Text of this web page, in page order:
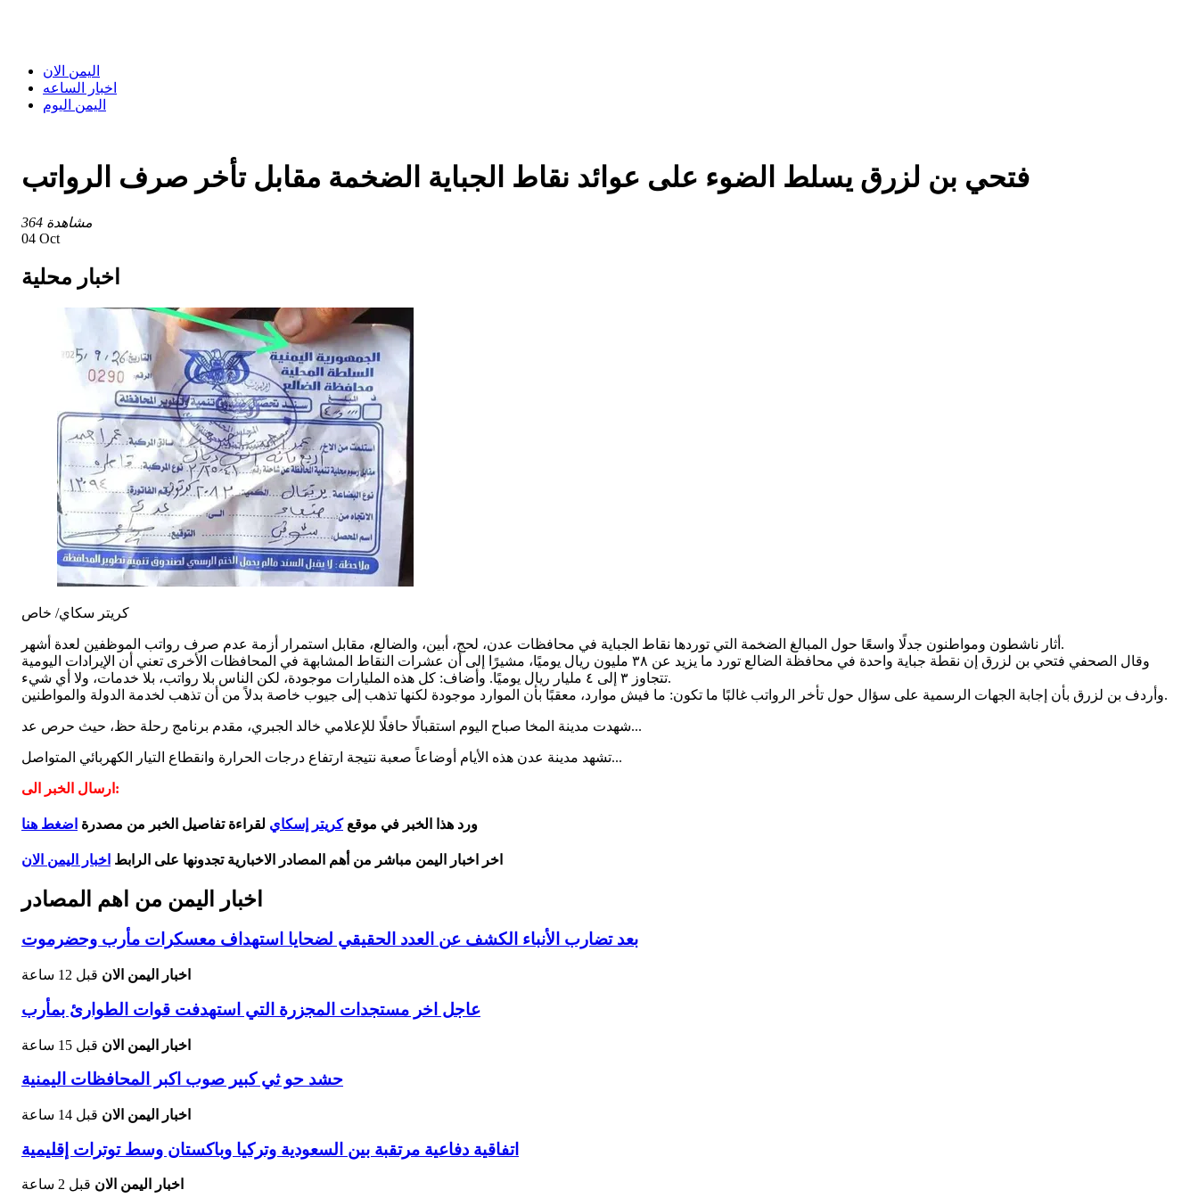
اليمن الان
اخبار الساعه
اليمن اليوم
فتحي بن لزرق يسلط الضوء على عوائد نقاط الجباية الضخمة مقابل تأخر صرف الرواتب
364 مشاهدة
04 Oct
اخبار محلية
كريتر سكاي/ خاص
أثار ناشطون ومواطنون جدلًا واسعًا حول المبالغ الضخمة التي توردها نقاط الجباية في محافظات عدن، لحج، أبين، والضالع، مقابل استمرار أزمة عدم صرف رواتب الموظفين لعدة أشهر.
وقال الصحفي فتحي بن لزرق إن نقطة جباية واحدة في محافظة الضالع تورد ما يزيد عن ٣٨ مليون ريال يوميًا، مشيرًا إلى أن عشرات النقاط المشابهة في المحافظات الأخرى تعني أن الإيرادات اليومية
تتجاوز ٣ إلى ٤ مليار ريال يوميًا. وأضاف: كل هذه المليارات موجودة، لكن الناس بلا رواتب، بلا خدمات، ولا أي شيء.
وأردف بن لزرق بأن إجابة الجهات الرسمية على سؤال حول تأخر الرواتب غالبًا ما تكون: ما فيش موارد، معقبًا بأن الموارد موجودة لكنها تذهب إلى جيوب خاصة بدلاً من أن تذهب لخدمة الدولة والمواطنين.
شهدت مدينة المخا صباح اليوم استقبالًا حافلًا للإعلامي خالد الجبري، مقدم برنامج رحلة حظ، حيث حرص عد...
تشهد مدينة عدن هذه الأيام أوضاعاً صعبة نتيجة ارتفاع درجات الحرارة وانقطاع التيار الكهربائي المتواصل...
ارسال الخبر الى:
ورد هذا الخبر في موقعكريتر إسكاي لقراءة تفاصيل الخبر من مصدرة اضغط هنا
اخر اخبار اليمن مباشر من أهم المصادر الاخبارية تجدونها على الرابط اخبار اليمن الان
اخبار اليمن من اهم المصادر
بعد تضارب الأنباء الكشف عن العدد الحقيقي لضحايا استهداف معسكرات مأرب وحضرموت
اخبار اليمن الان قبل 12 ساعة
عاجل اخر مستجدات المجزرة التي استهدفت قوات الطوارئ بمأرب
اخبار اليمن الان قبل 15 ساعة
حشد حو ثي كبير صوب اكبر المحافظات اليمنية
اخبار اليمن الان قبل 14 ساعة
اتفاقية دفاعية مرتقبة بين السعودية وتركيا وباكستان وسط توترات إقليمية
اخبار اليمن الان قبل 2 ساعة